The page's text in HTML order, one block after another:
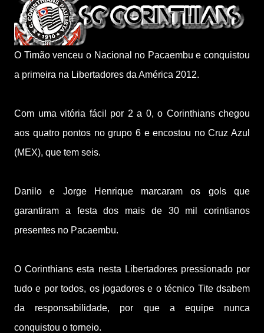
O Timão venceu o Nacional no Pacaembu e conquistou
a primeira na Libertadores da América 2012.
Com uma vitória fácil por 2 a 0, o Corinthians chegou
aos quatro pontos no grupo 6 e encostou no Cruz Azul
(MEX), que tem seis.
Danilo e Jorge Henrique marcaram os gols que
garantiram a festa dos mais de 30 mil corintianos
presentes no Pacaembu.
O Corinthians esta nesta Libertadores pressionado por
tudo e por todos, os jogadores e o técnico Tite dsabem
da responsabilidade, por que a equipe nunca
conquistou o torneio.